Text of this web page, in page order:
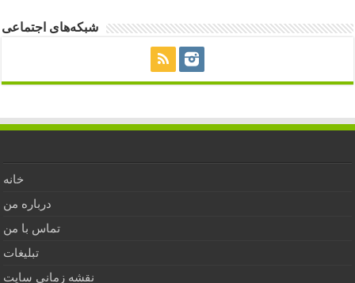
شبکه‌های اجتماعی
خانه
درباره من
تماس با من
تبلیغات
نقشه زمانی سایت